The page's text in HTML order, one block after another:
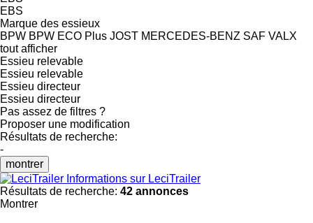
EBS
Marque des essieux
BPW BPW ECO Plus JOST MERCEDES-BENZ SAF VALX
tout afficher
Essieu relevable
Essieu relevable
Essieu directeur
Essieu directeur
Pas assez de filtres ?
Proposer une modification
Résultats de recherche:
-
montrer
Informations sur LeciTrailer
Résultats de recherche: 42 annonces
Montrer